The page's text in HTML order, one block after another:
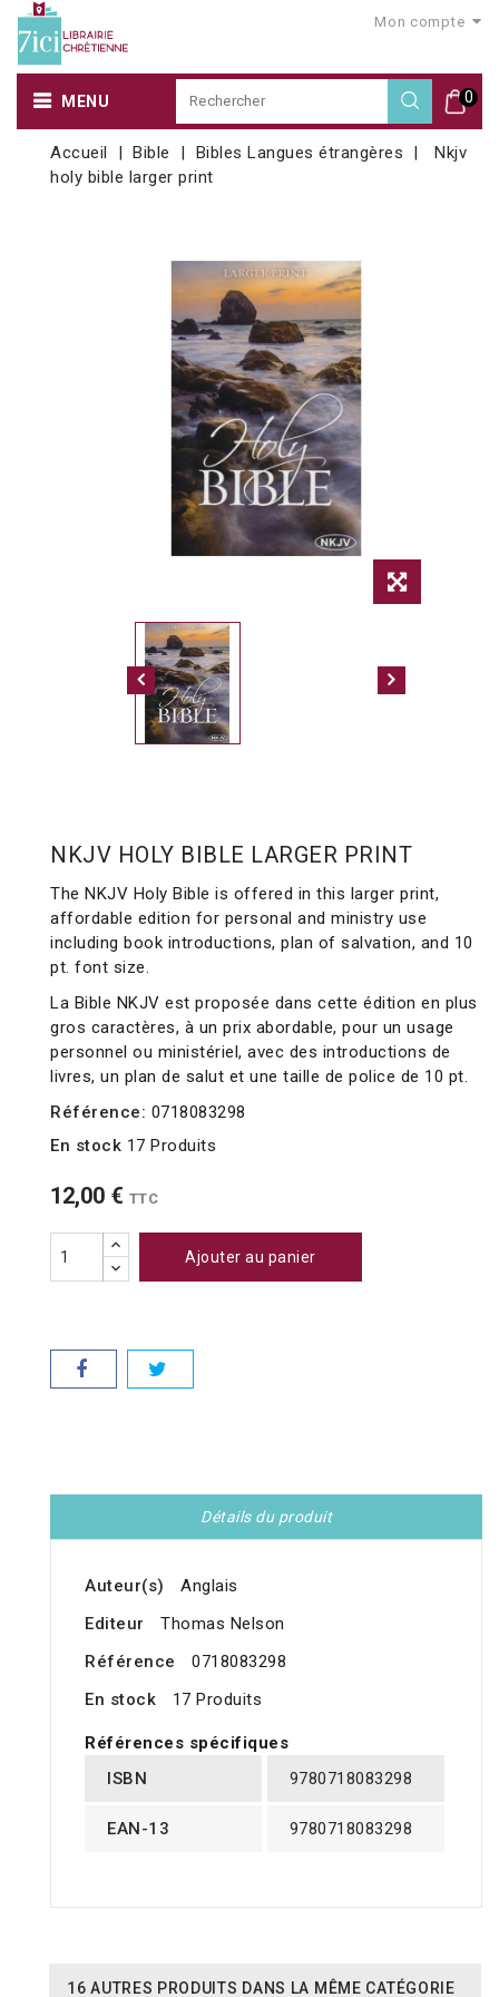
Mon compte
0
MENU
Accueil Bible Bibles Langues étrangères
Nkjv
holy bible larger print
NKJV HOLY BIBLE LARGER PRINT
The NKJV Holy Bible is offered in this larger print,
affordable edition for personal and ministry use
including book introductions, plan of salvation, and 10
pt. font size.
La Bible NKJV est proposée dans cette édition en plus
gros caractères, à un prix abordable, pour un usage
personnel ou ministériel, avec des introductions de
livres, un plan de salut et une taille de police de 10 pt.
Référence: 0718083298
En stock 17 Produits
12,00 € TTC
Ajouter au panier
Détails du produit
Auteur(s)
Anglais
Editeur
Thomas Nelson
Référence
0718083298
En stock
17 Produits
Références spécifiques
ISBN
9780718083298
EAN-13 9780718083298
16 AUTRES PRODUITS DANS LA MÊME CATÉGORIE